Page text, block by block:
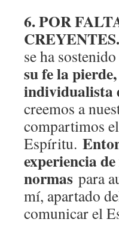
6. POR
CREYENTES.
se ha
su fe la
individualista
creemos a
compartimos
Espíritu.
experiencia
normas para
mí, apartado
comunicar el